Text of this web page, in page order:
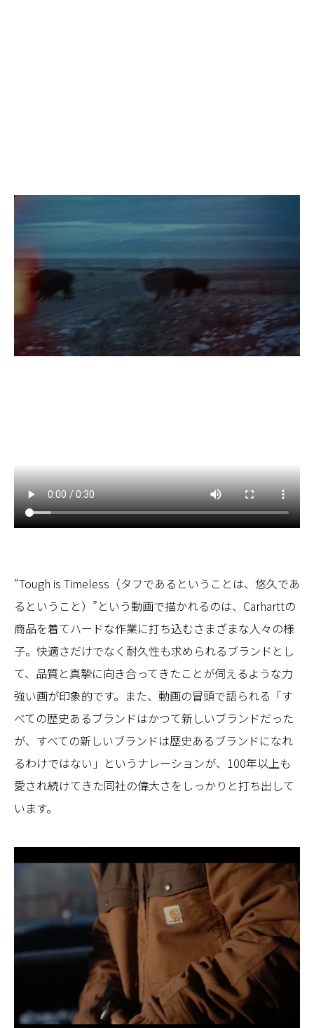
“Tough is Timeless（タフであるということは、悠久であ
るということ）”という動画で描かれるのは、Carharttの
商品を着てハードな作業に打ち込むさまざまな人々の様
子。快適さだけでなく耐久性も求められるブランドとし
て、品質と真摯に向き合ってきたことが伺えるような力
強い画が印象的です。また、動画の冒頭で語られる「す
べての歴史あるブランドはかつて新しいブランドだった
が、すべての新しいブランドは歴史あるブランドになれ
るわけではない」というナレーションが、100年以上も
愛され続けてきた同社の偉大さをしっかりと打ち出して
います。